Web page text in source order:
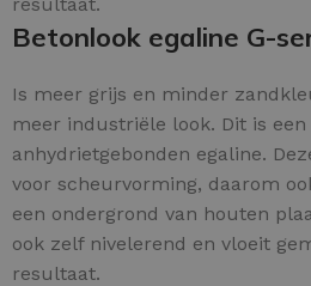
Betonlook egaline G-
Is meer grijs en minder
meer industriële look. Dit is een
anhydrietgebonden egaline.
voor scheurvorming, daarom
een ondergrond van houten
ook zelf nivelerend en vloeit
resultaat.